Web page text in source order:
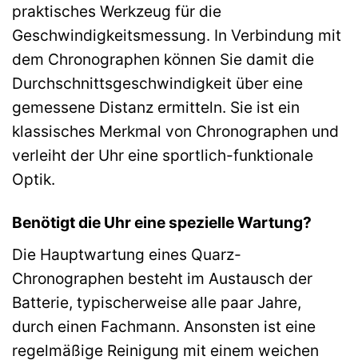
praktisches Werkzeug für die
Geschwindigkeitsmessung. In Verbindung mit
dem Chronographen können Sie damit die
Durchschnittsgeschwindigkeit über eine
gemessene Distanz ermitteln. Sie ist ein
klassisches Merkmal von Chronographen und
verleiht der Uhr eine sportlich-funktionale
Optik.
Benötigt die Uhr eine spezielle Wartung?
Die Hauptwartung eines Quarz-
Chronographen besteht im Austausch der
Batterie, typischerweise alle paar Jahre,
durch einen Fachmann. Ansonsten ist eine
regelmäßige Reinigung mit einem weichen